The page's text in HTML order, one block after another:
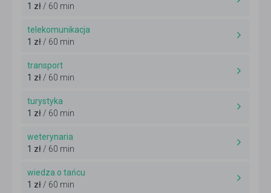
1 zł / 60 min
telekomunikacja
1 zł / 60 min
transport
1 zł / 60 min
turystyka
1 zł / 60 min
weterynaria
1 zł / 60 min
wiedza o tańcu
1 zł / 60 min